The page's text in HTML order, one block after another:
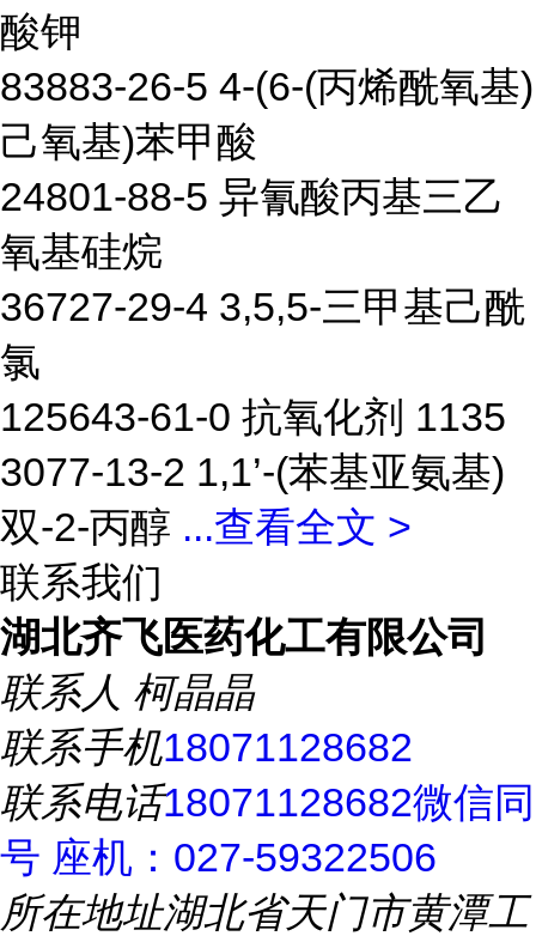
酸钾
83883-26-5 4-(6-(丙烯酰氧基)
己氧基)苯甲酸
24801-88-5 异氰酸丙基三乙
氧基硅烷
36727-29-4 3,5,5-三甲基己酰
氯
125643-61-0 抗氧化剂 1135
3077-13-2 1,1’-(苯基亚氨基)
双-2-丙醇 ...查看全文 >
联系我们
湖北齐飞医药化工有限公司
联系人 柯晶晶
联系手机18071128682
联系电话18071128682微信同
号 座机：027-59322506
所在地址湖北省天门市黄潭工